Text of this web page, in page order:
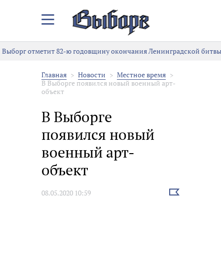
Закрыть/
меню
Выборг отметит 82-ю годовщину окончания Ленинградской битвы
Главная Новости
Местное время
В Выборге появился новый военный арт-
объект
В Выборге
появился новый
военный арт-
объект
08.05.2020 10:59
Выбрать